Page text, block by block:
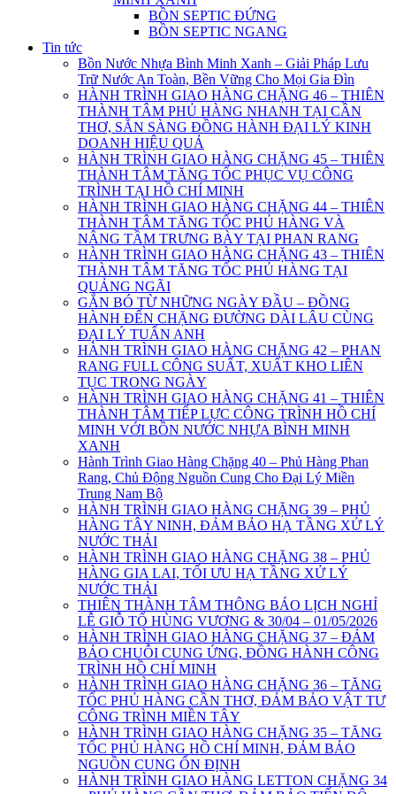
BỒN SEPTIC ĐỨNG
BỒN SEPTIC NGANG
Tin tức
Bồn Nước Nhựa Bình Minh Xanh – Giải Pháp Lưu
Trữ Nước An Toàn, Bền Vững Cho Mọi Gia Đìn
HÀNH TRÌNH GIAO HÀNG CHẶNG 46 – THIÊN
THÀNH TÂM PHỦ HÀNG NHANH TẠI CẦN
THƠ, SẴN SÀNG ĐỒNG HÀNH ĐẠI LÝ KINH
DOANH HIỆU QUẢ
HÀNH TRÌNH GIAO HÀNG CHẶNG 45 – THIÊN
THÀNH TÂM TĂNG TỐC PHỤC VỤ CÔNG
TRÌNH TẠI HỒ CHÍ MINH
HÀNH TRÌNH GIAO HÀNG CHẶNG 44 – THIÊN
THÀNH TÂM TĂNG TỐC PHỦ HÀNG VÀ
NÂNG TẦM TRƯNG BÀY TẠI PHAN RANG
HÀNH TRÌNH GIAO HÀNG CHẶNG 43 – THIÊN
THÀNH TÂM TĂNG TỐC PHỦ HÀNG TẠI
QUẢNG NGÃI
GẮN BÓ TỪ NHỮNG NGÀY ĐẦU – ĐỒNG
HÀNH ĐẾN CHẶNG ĐƯỜNG DÀI LÂU CÙNG
ĐẠI LÝ TUẤN ANH
HÀNH TRÌNH GIAO HÀNG CHẶNG 42 – PHAN
RANG FULL CÔNG SUẤT, XUẤT KHO LIÊN
TỤC TRONG NGÀY
HÀNH TRÌNH GIAO HÀNG CHẶNG 41 – THIÊN
THÀNH TÂM TIẾP LỰC CÔNG TRÌNH HỒ CHÍ
MINH VỚI BỒN NƯỚC NHỰA BÌNH MINH
XANH
Hành Trình Giao Hàng Chặng 40 – Phủ Hàng Phan
Rang, Chủ Động Nguồn Cung Cho Đại Lý Miền
Trung Nam Bộ
HÀNH TRÌNH GIAO HÀNG CHẶNG 39 – PHỦ
HÀNG TÂY NINH, ĐẢM BẢO HẠ TẦNG XỬ LÝ
NƯỚC THẢI
HÀNH TRÌNH GIAO HÀNG CHẶNG 38 – PHỦ
HÀNG GIA LAI, TỐI ƯU HẠ TẦNG XỬ LÝ
NƯỚC THẢI
THIÊN THÀNH TÂM THÔNG BÁO LỊCH NGHỈ
LỄ GIỖ TỔ HÙNG VƯƠNG & 30/04 – 01/05/2026
HÀNH TRÌNH GIAO HÀNG CHẶNG 37 – ĐẢM
BẢO CHUỖI CUNG ỨNG, ĐỒNG HÀNH CÔNG
TRÌNH HỒ CHÍ MINH
HÀNH TRÌNH GIAO HÀNG CHẶNG 36 – TĂNG
TỐC PHỦ HÀNG CẦN THƠ, ĐẢM BẢO VẬT TƯ
CÔNG TRÌNH MIỀN TÂY
HÀNH TRÌNH GIAO HÀNG CHẶNG 35 – TĂNG
TỐC PHỦ HÀNG HỒ CHÍ MINH, ĐẢM BẢO
NGUỒN CUNG ỔN ĐỊNH
HÀNH TRÌNH GIAO HÀNG LETTON CHẶNG 34